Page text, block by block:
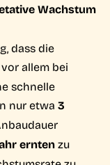
Wachstum
dass die
vor allem bei
schnelle
nur etwa 3
erntenzu